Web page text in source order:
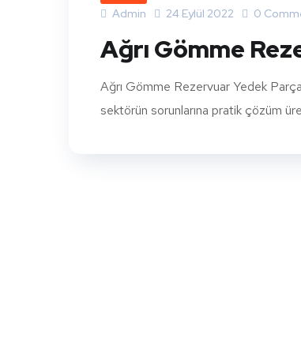
Admin 24 Eylül 2022 0
Ağrı Gömme
Ağrı Gömme Rezervuar Yedek
sektörün sorunlarına pratik çözüm